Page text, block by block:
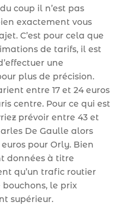
coup il n’est pas
exactement vous
C’est pour cela que
de tarifs, il est
une
plus de précision.
entre 17 et 24 euros
centre. Pour ce qui est
prévoir entre 43 et
De Gaulle alors
euros pour Orly. Bien
données à titre
qu’un trafic routier
bouchons, le prix
supérieur.